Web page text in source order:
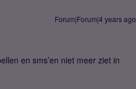
Forum|Forum|4 years ago
en sms’en niet meer ziet in